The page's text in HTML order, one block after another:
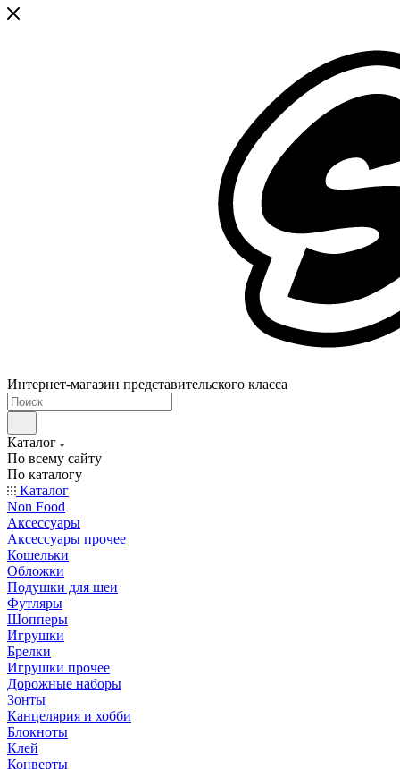
Интернет-магазин представительского класса
Каталог
По всему сайту
По каталогу
Каталог
Non Food
Аксессуары
Аксессуары прочее
Кошельки
Обложки
Подушки для шеи
Футляры
Шопперы
Игрушки
Брелки
Игрушки прочее
Дорожные наборы
Зонты
Канцелярия и хобби
Блокноты
Клей
Конверты